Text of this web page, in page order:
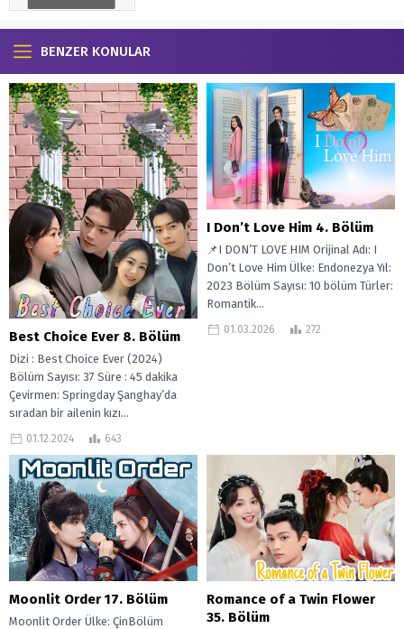
BENZER KONULAR
Best Choice Ever 8. Bölüm
Dizi : Best Choice Ever (2024)
Bölüm Sayısı: 37 Süre : 45 dakika
Çevirmen: Springday Şanghay’da
sıradan bir ailenin kızı...
01.12.2024 643
I Don’t Love Him 4. Bölüm
📌I DON’T LOVE HIM Orijinal Adı: I
Don’t Love Him Ülke: Endonezya Yıl:
2023 Bölüm Sayısı: 10 bölüm Türler:
Romantik...
01.03.2026 272
Moonlit Order 17. Bölüm
Moonlit Order Ülke: ÇinBölüm
Romance of a Twin Flower
35. Bölüm